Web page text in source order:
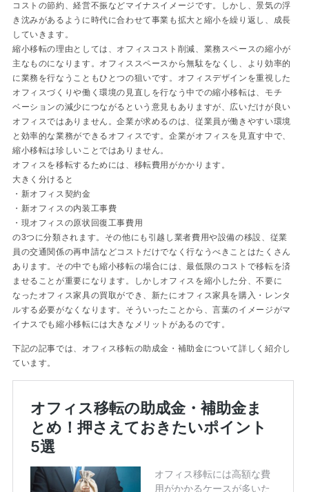
コストの節約、経営不振などマイナスイメージです。しかし、景気の浮
き沈みがあるように時代に合わせて事業も拡大と縮小を繰り返し、成長
していきます。
縮小移転の理由としては、オフィスコスト削減、業務スペースの縮小が
主なものになります。オフィススペースから無駄をなくし、より効率的
に業務を行なうこともひとつの狙いです。オフィスデザインを重視した
オフィスづくりや働く環境の見直しを行なう中での縮小移転は、モチ
ベーションの減少につながるという意見もありますが、広いだけが良い
オフィスではありません。企業が求めるのは、従業員が働きやすい環境
と効率的な業務ができるオフィスです。企業がオフィスを見直す中で、
縮小移転は珍しいことではありません。
オフィスを移転するためには、移転費用がかかります。
大きく分けると
・新オフィス契約金
・新オフィスの内装工事費
・現オフィスの原状回復工事費用
の3つに分類されます。その他にも引越し業者費用や設備の移設、従業
員の交通関係の再申請などコストだけでなく行なうべきことはたくさん
あります。その中でも縮小移転の場合には、最低限のコストで移転を済
ませることが重要になります。しかしオフィスを縮小した分、不要に
なったオフィス家具の買取ができ、新たにオフィス家具を購入・レンタ
ルする必要がなくなります。そういったことから、言葉のイメージがマ
イナスでも縮小移転には大きなメリットがあるのです。
下記の記事では、オフィス移転の助成金・補助金について詳しく紹介し
ています。